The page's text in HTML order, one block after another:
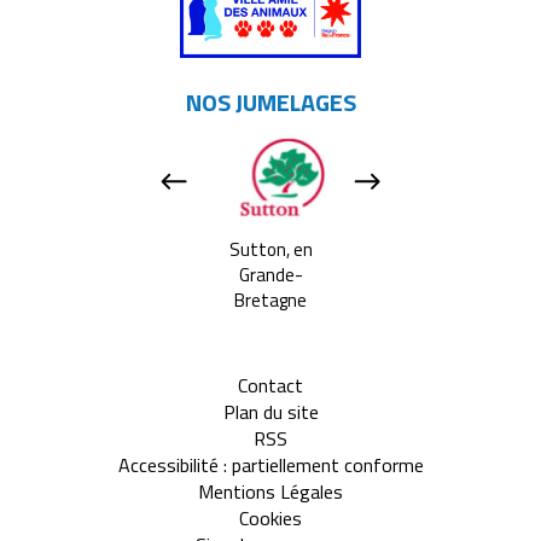
NOS JUMELAGES
Sutton, en
Grande-
Bretagne
Contact
Plan du site
RSS
Accessibilité : partiellement conforme
Mentions Légales
Cookies